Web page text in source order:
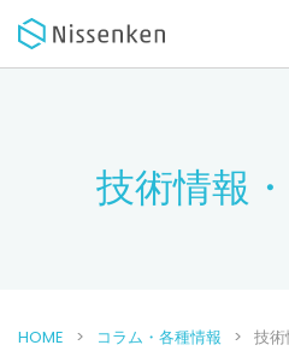
技術情報
HOME コラム・各種情報 技